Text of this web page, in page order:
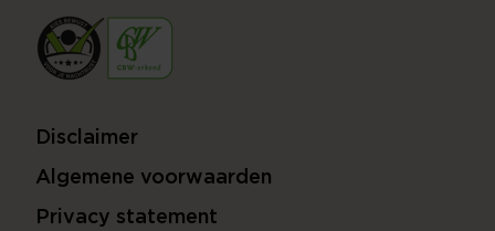
Disclaimer
Algemene voorwaarden
Privacy statement